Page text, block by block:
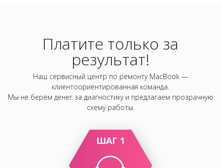
Платите только за
результат!
Наш сервисный центр по ремонту MacBook —
клиентоориентированная команда.
Мы не берём денег за диагностику и предлагаем прозрачную
схему работы.
ШАГ 1